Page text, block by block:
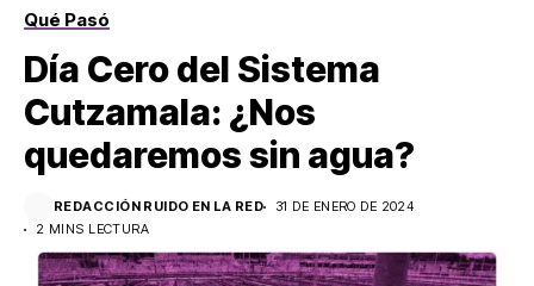
Qué Pasó
Día Cero del Sistema
Cutzamala: ¿Nos
quedaremos sin agua?
REDACCIÓN RUIDO EN LA RED
31 DE ENERO DE 2024
2 MINS LECTURA